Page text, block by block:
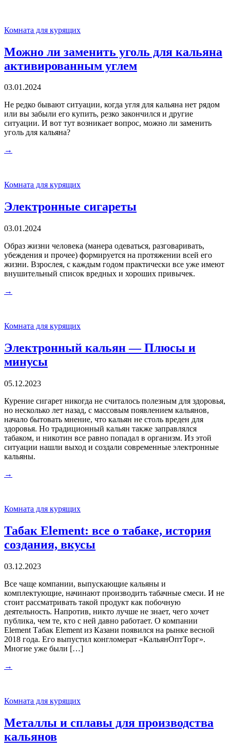
Комната для курящих
Можно ли заменить уголь для кальяна
активированным углем
03.01.2024
Не редко бывают ситуации, когда угля для кальяна нет рядом
или вы забыли его купить, резко закончился и другие
ситуации. И вот тут возникает вопрос, можно ли заменить
уголь для кальяна?
→
Комната для курящих
Электронные сигареты
03.01.2024
Образ жизни человека (манера одеваться, разговаривать,
убеждения и прочее) формируется на протяжении всей его
жизни. Взрослея, с каждым годом практически все уже имеют
внушительный список вредных и хороших привычек.
→
Комната для курящих
Электронный кальян — Плюсы и
минусы
05.12.2023
Курение сигарет никогда не считалось полезным для здоровья,
но несколько лет назад, с массовым появлением кальянов,
начало бытовать мнение, что кальян не столь вреден для
здоровья. Но традиционный кальян также заправлялся
табаком, и никотин все равно попадал в организм. Из этой
ситуации нашли выход и создали современные электронные
кальяны.
→
Комната для курящих
Табак Element: все о табаке, история
создания, вкусы
03.12.2023
Все чаще компании, выпускающие кальяны и
комплектующие, начинают производить табачные смеси. И не
стоит рассматривать такой продукт как побочную
деятельность. Напротив, никто лучше не знает, чего хочет
публика, чем те, кто с ней давно работает. О компании
Element Табак Element из Казани появился на рынке весной
2018 года. Его выпустил конгломерат «КальянОптТорг».
Многие уже были […]
→
Комната для курящих
Металлы и сплавы для производства
кальянов